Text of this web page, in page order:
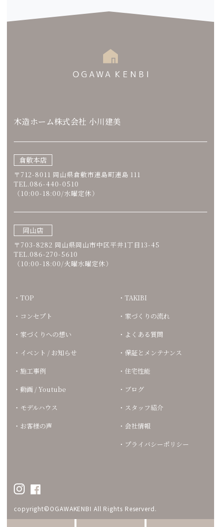
木造ホーム株式会社 小川建美
倉敷本店
〒712-8011 岡山県倉敷市連島町連島 111
TEL.086-440-0510
（10:00-18:00/水曜定休）
岡山店
〒703-8282 岡山県岡山市中区平井1丁目13-45
TEL.086-270-5610
（10:00-18:00/火曜水曜定休）
TOP
コンセプト
家づくりへの想い
イベント / お知らせ
施工事例
動画 / Youtube
モデルハウス
お客様の声
TAKIBI
家づくりの流れ
よくある質問
保証とメンテナンス
住宅性能
ブログ
スタッフ紹介
会社情報
プライバシーポリシー
copyright©OGAWAKENBI All Rights Reserverd.